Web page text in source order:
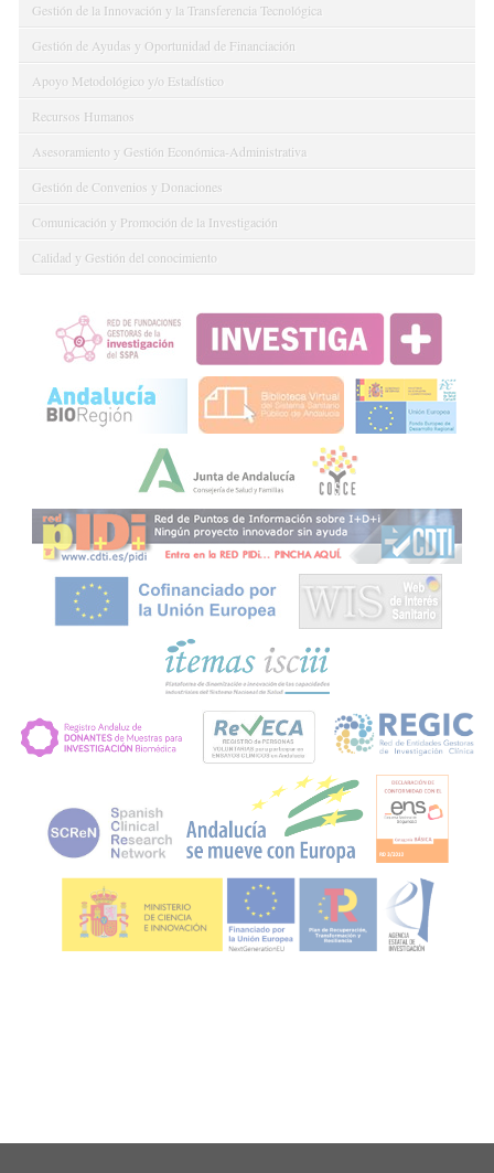
Gestión de la Innovación y la Transferencia Tecnológica
Gestión de Ayudas y Oportunidad de Financiación
Apoyo Metodológico y/o Estadístico
Recursos Humanos
Asesoramiento y Gestión Económica-Administrativa
Gestión de Convenios y Donaciones
Comunicación y Promoción de la Investigación
Calidad y Gestión del conocimiento